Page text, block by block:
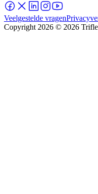
Veelgestelde vragen
Copyright 2026 © 2026